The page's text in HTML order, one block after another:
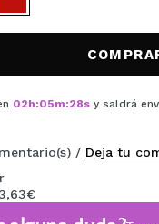
02h:05m:28s y saldrá
/ Deja tu